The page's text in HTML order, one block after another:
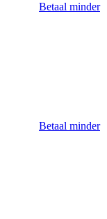
Betaal minder
Betaal minder